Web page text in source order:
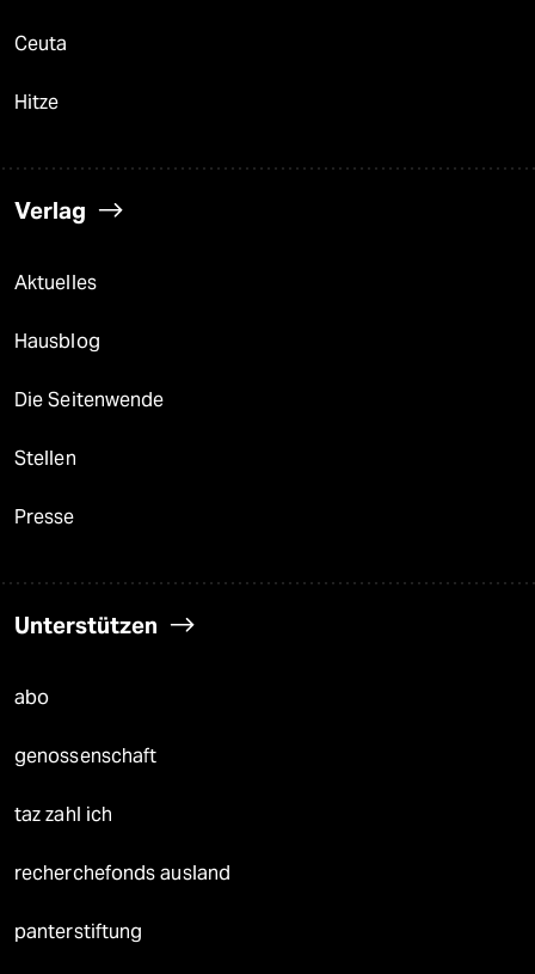
Ceuta
Hitze
Verlag
Aktuelles
Hausblog
Die Seitenwende
Stellen
Presse
Unterstützen
abo
genossenschaft
taz zahl ich
recherchefonds ausland
panterstiftung